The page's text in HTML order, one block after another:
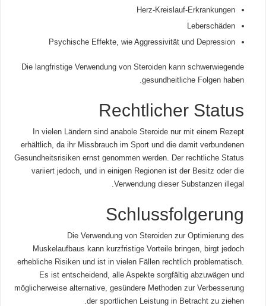
Herz-Kreislauf-Erkrankungen
Leberschäden
Psychische Effekte, wie Aggressivität und Depression
Die langfristige Verwendung von Steroiden kann schwerwiegende
gesundheitliche Folgen haben.
Rechtlicher Status
In vielen Ländern sind anabole Steroide nur mit einem Rezept
erhältlich, da ihr Missbrauch im Sport und die damit verbundenen
Gesundheitsrisiken ernst genommen werden. Der rechtliche Status
variiert jedoch, und in einigen Regionen ist der Besitz oder die
Verwendung dieser Substanzen illegal.
Schlussfolgerung
Die Verwendung von Steroiden zur Optimierung des
Muskelaufbaus kann kurzfristige Vorteile bringen, birgt jedoch
erhebliche Risiken und ist in vielen Fällen rechtlich problematisch.
Es ist entscheidend, alle Aspekte sorgfältig abzuwägen und
möglicherweise alternative, gesündere Methoden zur Verbesserung
der sportlichen Leistung in Betracht zu ziehen.